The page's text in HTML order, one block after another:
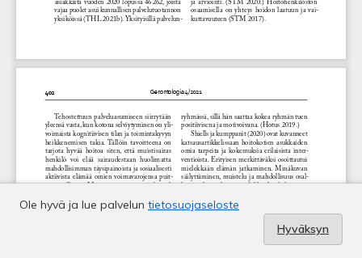
Ole hyvä ja lue palvelun tietosuojaseloste
Hyväksyn